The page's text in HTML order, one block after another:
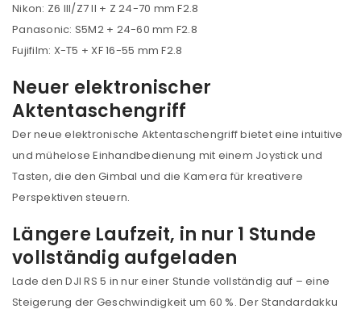
Nikon: Z6 III/Z7 II + Z 24-70 mm F2.8
Panasonic: S5M2 + 24-60 mm F2.8
Fujifilm: X-T5 + XF 16-55 mm F2.8
Neuer elektronischer
Aktentaschengriff
Der neue elektronische Aktentaschengriff bietet eine intuitive
und mühelose Einhandbedienung mit einem Joystick und
Tasten, die den Gimbal und die Kamera für kreativere
Perspektiven steuern.
Längere Laufzeit, in nur 1 Stunde
vollständig aufgeladen
Lade den DJI RS 5 in nur einer Stunde vollständig auf – eine
Steigerung der Geschwindigkeit um 60 %. Der Standardakku